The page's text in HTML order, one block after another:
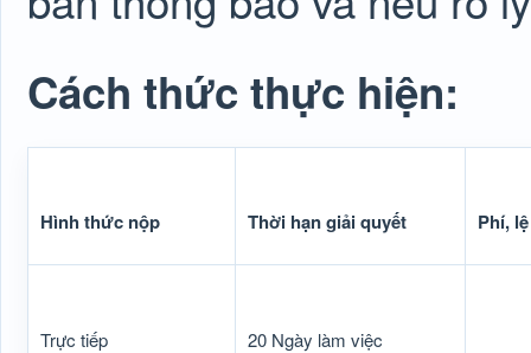
Cách thức thực hiện:
Hình thức nộp Thời hạn giải quyết Phí,
Trực tiếp 20 Ngày làm việc